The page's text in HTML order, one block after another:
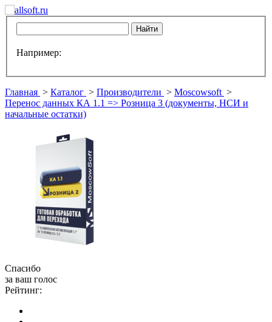
Например:
Главная > Каталог > Производители > Moscowsoft >
Перенос данных КА 1.1 => Розница 3 (документы, НСИ и
начальные остатки)
Спасибо
за ваш голос
Рейтинг: